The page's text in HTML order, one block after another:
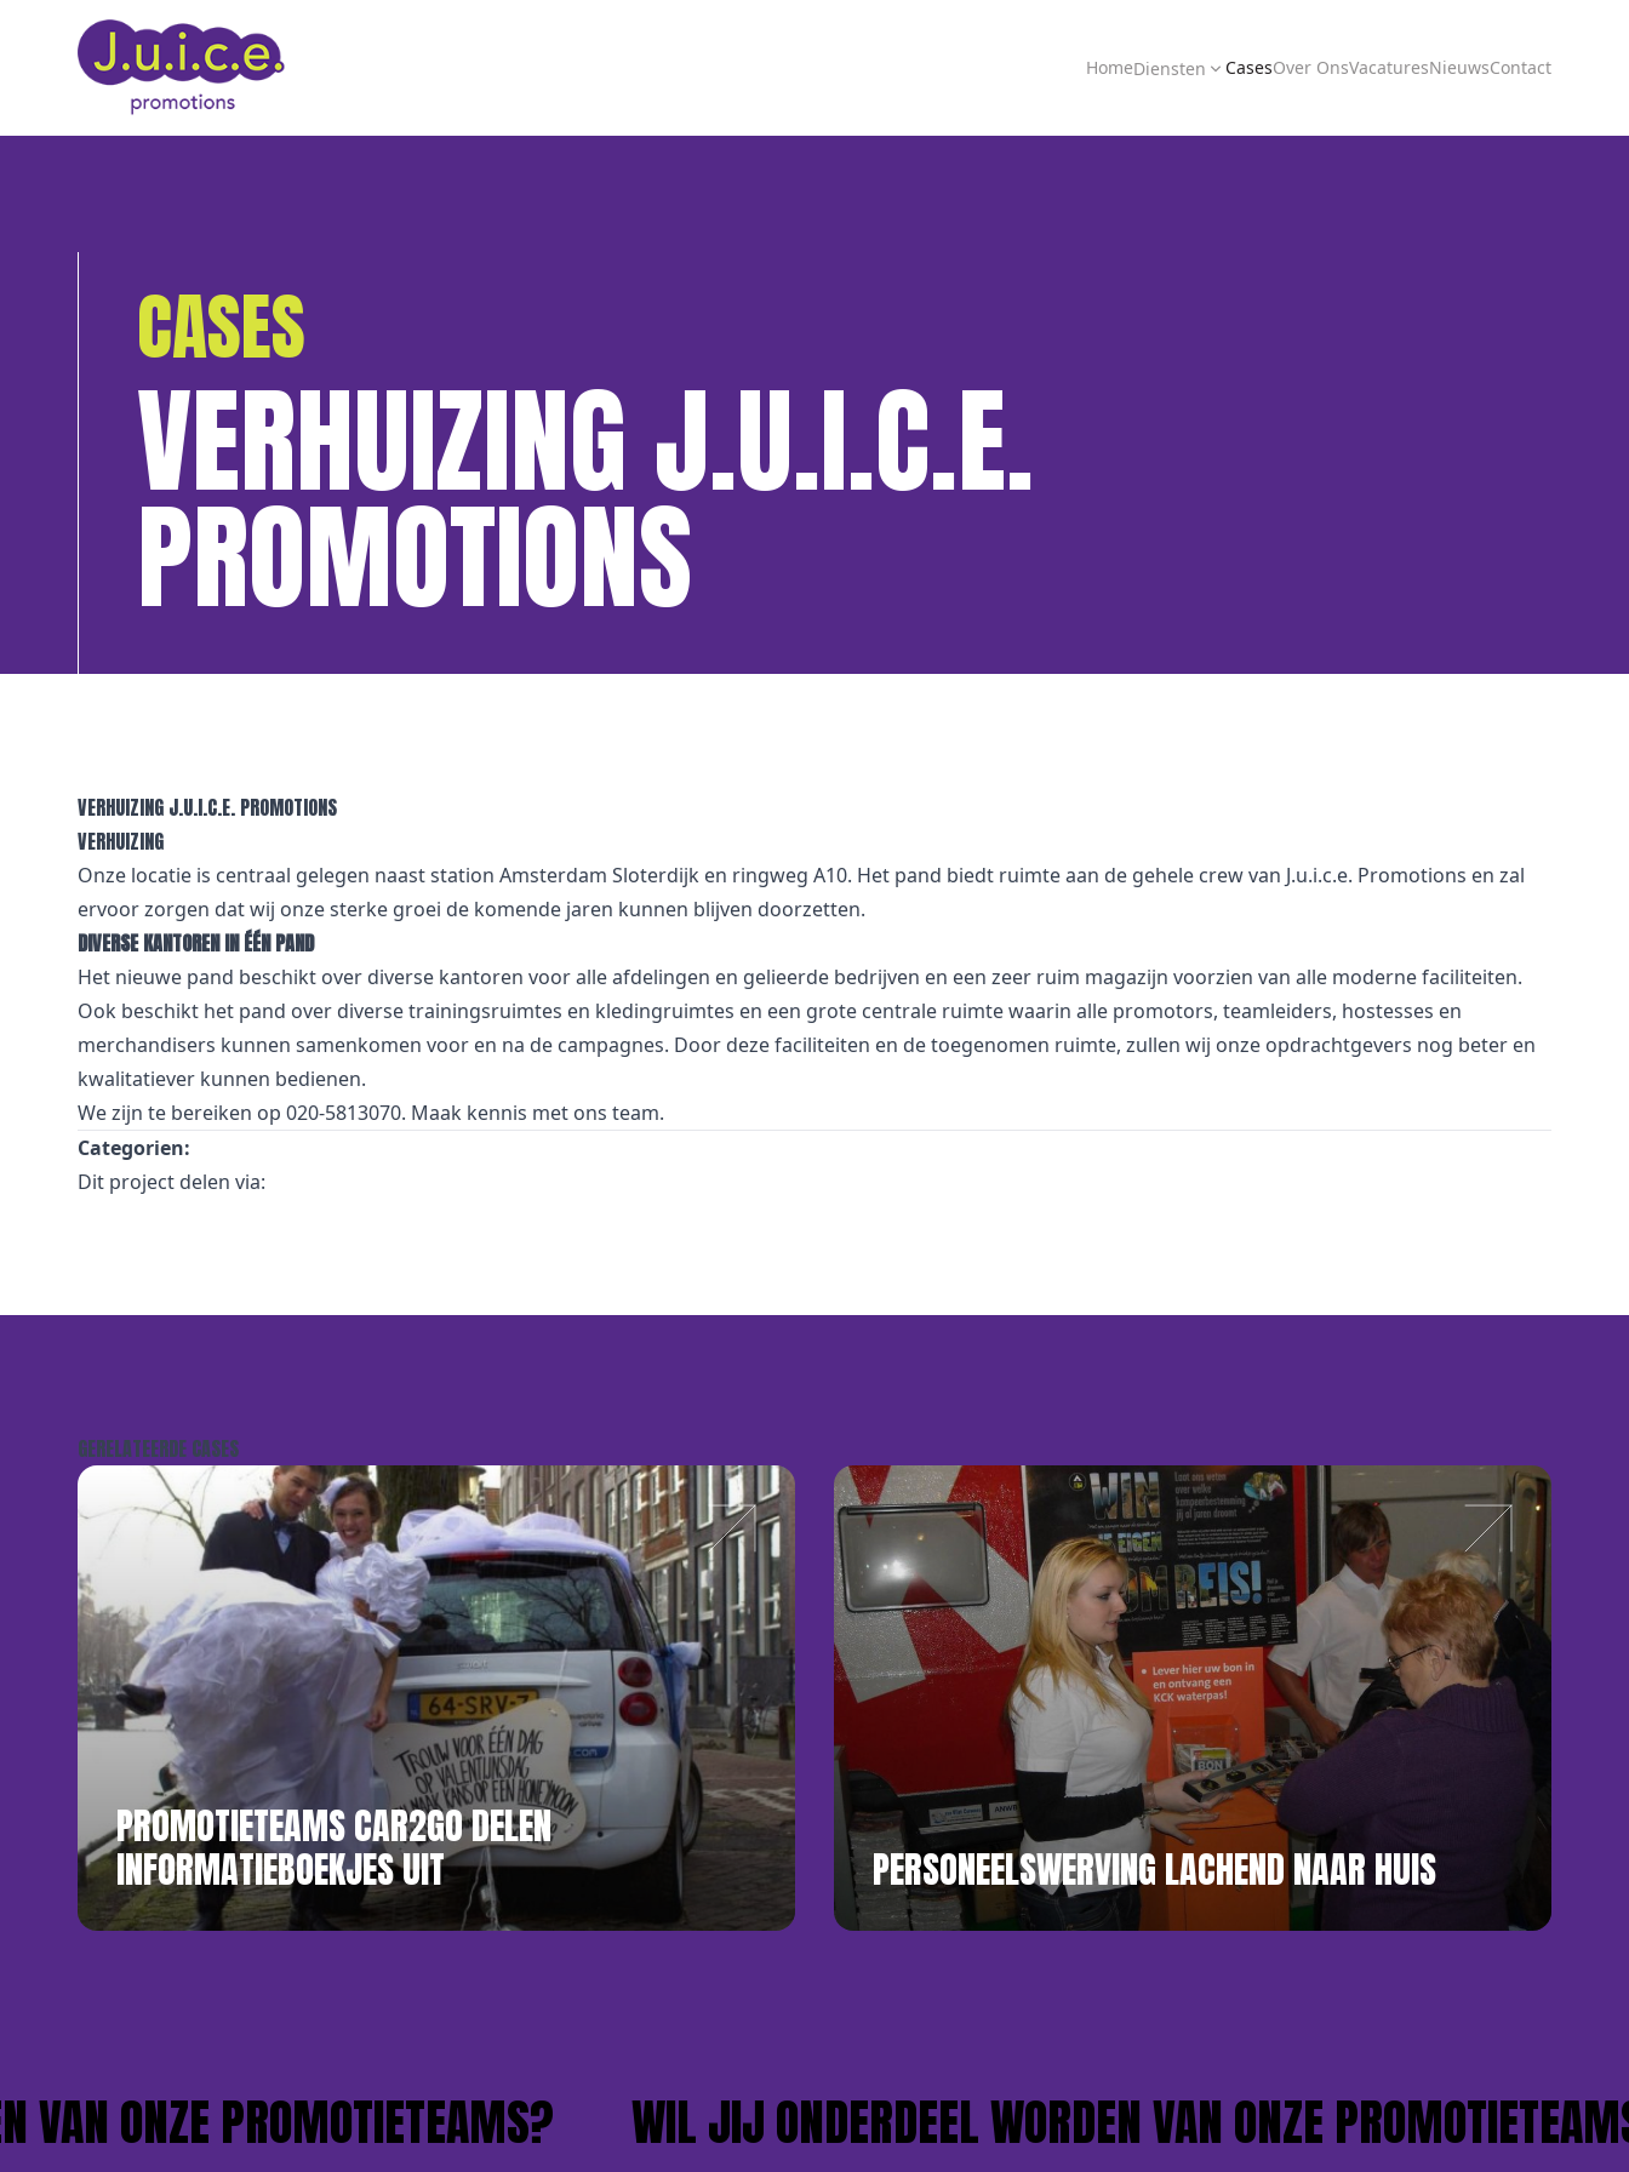
HomeDiensten CasesOver OnsVacaturesNieuwsContact
CASES
VERHUIZING J.U.I.C.E.
PROMOTIONS
VERHUIZING J.U.I.C.E. PROMOTIONS
VERHUIZING
Onze locatie is centraal gelegen naast station Amsterdam Sloterdijk en ringweg A10. Het pand biedt ruimte aan de gehele crew van J.u.i.c.e. Promotions en zal
ervoor zorgen dat wij onze sterke groei de komende jaren kunnen blijven doorzetten.
DIVERSE KANTOREN IN ÉÉN PAND
Het nieuwe pand beschikt over diverse kantoren voor alle afdelingen en gelieerde bedrijven en een zeer ruim magazijn voorzien van alle moderne faciliteiten.
Ook beschikt het pand over diverse trainingsruimtes en kledingruimtes en een grote centrale ruimte waarin alle promotors, teamleiders, hostesses en
merchandisers kunnen samenkomen voor en na de campagnes. Door deze faciliteiten en de toegenomen ruimte, zullen wij onze opdrachtgevers nog beter en
kwalitatiever kunnen bedienen.
We zijn te bereiken op 020-5813070. Maak kennis met ons team.
Categorien:
Dit project delen via:
GERELATEERDE CASES
PROMOTIETEAMS CAR2GO DELEN
INFORMATIEBOEKJES UIT
PERSONEELSWERVING LACHEND NAAR HUIS
ONZE PROMOTIETEAMS? WIL JIJ ONDERDEEL WORDEN VAN ONZE PROMOTIETEAMS?